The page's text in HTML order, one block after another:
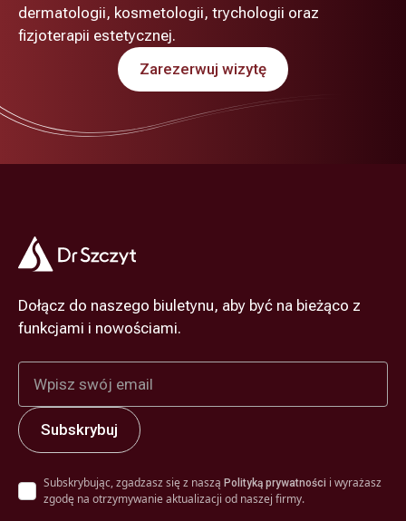
dermatologii, kosmetologii, trychologii oraz
fizjoterapii estetycznej.
Zarezerwuj wizytę
Dołącz do naszego biuletynu, aby być na bieżąco z
funkcjami i nowościami.
Subskrybując, zgadzasz się z naszą Polityką prywatności i wyrażasz
zgodę na otrzymywanie aktualizacji od naszej firmy.